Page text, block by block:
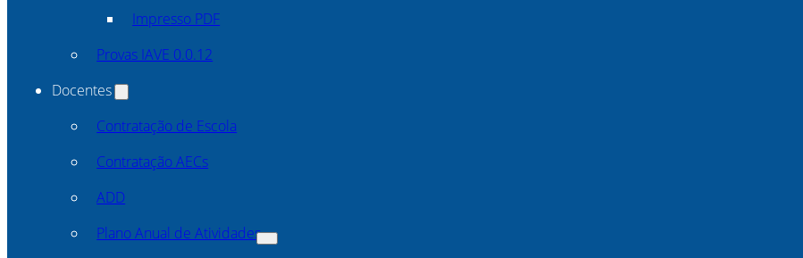
Impresso PDF
Provas IAVE 0.0.12
Docentes
Contratação de Escola
Contratação AECs
ADD
Plano Anual de Atividades